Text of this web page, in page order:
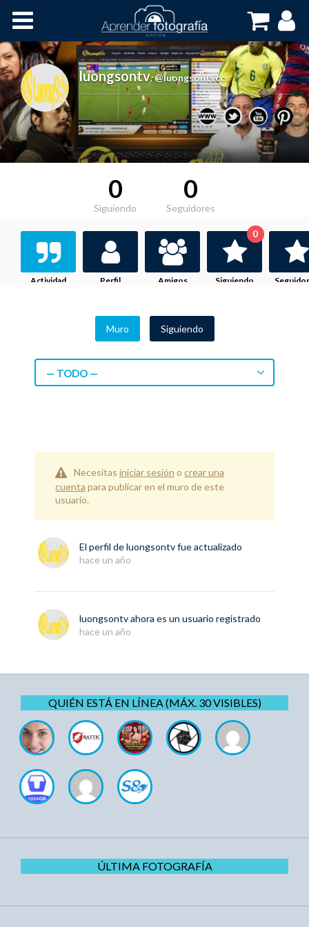
Cursos OnLine
luongsontv,@luongsontvcc
0
Siguiendo
0
Seguidores
Actividad Perfil Amigos Siguiendo
0
Muro Siguiendo
— TODO —
Necesitas iniciar sesión o crear una
cuenta para publicar en el muro de este
usuario.
El perfil deluongsontvfue actualizado
hace un año
luongsontvahora es un usuario registrado
hace un año
QUIÉN ESTÁ EN LÍNEA (MÁX. 30 VISIBLES)
ÚLTIMA FOTOGRAFÍA